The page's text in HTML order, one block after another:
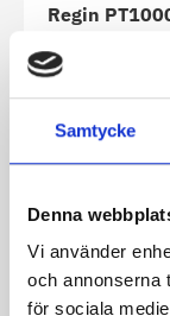
Samtycke
Denna
Vi använder
och annonserna
för sociala
Regin